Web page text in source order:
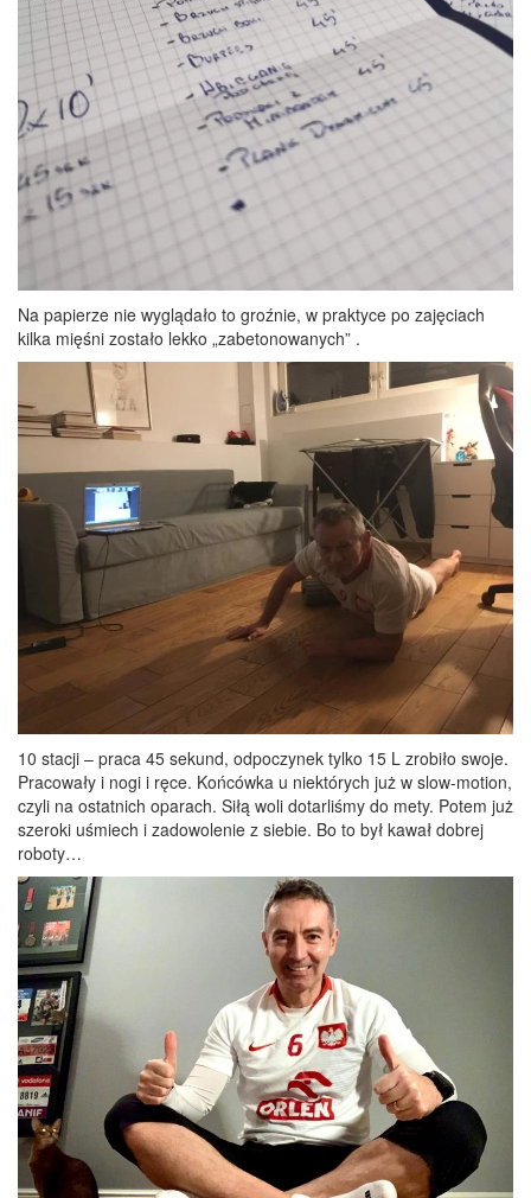
Na papierze nie wyglądało to groźnie, w praktyce po zajęciach
kilka mięśni zostało lekko „zabetonowanych” .
10 stacji – praca 45 sekund, odpoczynek tylko 15 L zrobiło swoje.
Pracowały i nogi i ręce. Końcówka u niektórych już w slow-motion,
czyli na ostatnich oparach. Siłą woli dotarliśmy do mety. Potem już
szeroki uśmiech i zadowolenie z siebie. Bo to był kawał dobrej
roboty…